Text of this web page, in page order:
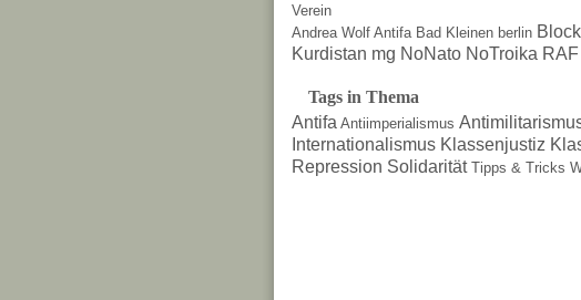
Verein
Andrea Wolf Antifa Bad Kleinen berlin
Kurdistan mg NoNato NoTroika RAF
Tags in Thema
Antifa Antiimperialismus
Internationalismus Klassenjustiz
Repression Solidarität Tipps & Tricks